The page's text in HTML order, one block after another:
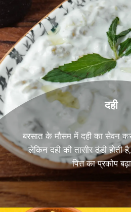
दही
बरसात के मौसम में दही का सेवन
लेकिन दही की तासीर ठंडी होती
पित्त का प्रकोप